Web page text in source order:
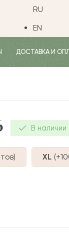
RU
EN
ДОСТАВКА И
В наличии
) XL